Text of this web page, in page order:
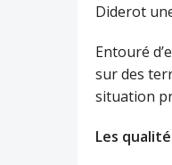
Diderot
Entouré
sur des
situation
Les